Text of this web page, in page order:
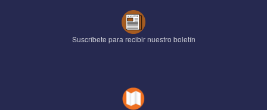
Suscríbete para recibir nuestro boletín